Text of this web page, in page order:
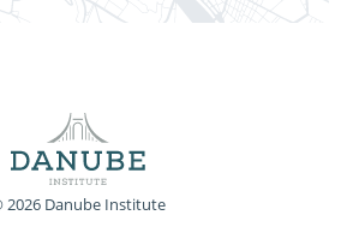
2026 Danube Institute